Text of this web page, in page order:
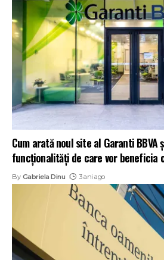
Cum arată noul site al Garanti BBVA
funcționalități de care vor beneficia
By Gabriela Dinu 3 ani ago